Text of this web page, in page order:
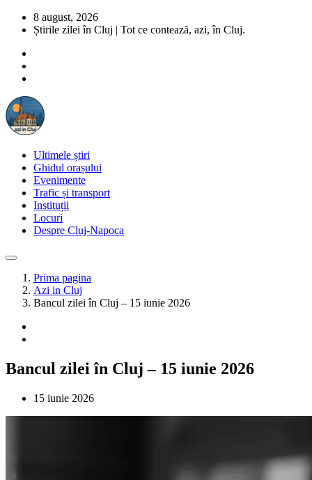
8 august, 2026
Știrile zilei în Cluj | Tot ce contează, azi, în Cluj.
Ultimele știri
Ghidul orașului
Evenimente
Trafic și transport
Instituții
Locuri
Despre Cluj-Napoca
Prima pagina
Azi in Cluj
Bancul zilei în Cluj – 15 iunie 2026
Bancul zilei în Cluj – 15 iunie 2026
15 iunie 2026